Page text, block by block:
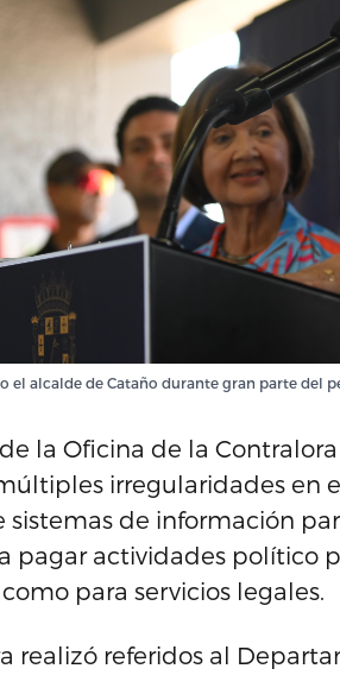
el alcalde de Cataño durante gran parte del
la Oficina de la
irregularidades en
de información
pagar actividades político
para servicios legales.
realizó referidos al